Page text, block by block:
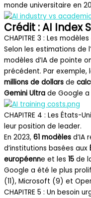
monde universitaire en
Crédit : AI Index
CHAPITRE 3 : Les
Selon les estimations de
modèles d’IA de pointe
précédent. Par exemple,
millions de dollars de
Gemini Ultra de Google
CHAPITRE 4 : Les États-
leur position de leader.
En 2023, 61 modèles d’IA
d’institutions basées aux
européenne et les 15 de
Google a été le plus
(11), Microsoft (9) et
CHAPITRE 5 : Un besoin